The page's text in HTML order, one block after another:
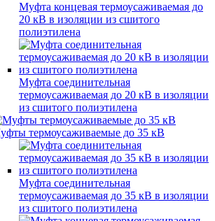
Муфта концевая термоусаживаемая до
20 кВ в изоляции из сшитого
полиэтилена
Муфта соединительная
термоусаживаемая до 20 кВ в изоляции
из сшитого полиэтилена
термоусаживаемые до 35 кВ
Муфта соединительная
термоусаживаемая до 35 кВ в изоляции
из сшитого полиэтилена